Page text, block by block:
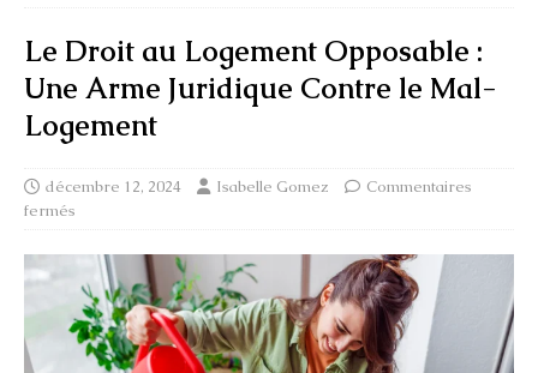
Le Droit au Logement Opposable :
Une Arme Juridique Contre le Mal-
Logement
décembre 12, 2024 Isabelle Gomez
Commentaires
fermés